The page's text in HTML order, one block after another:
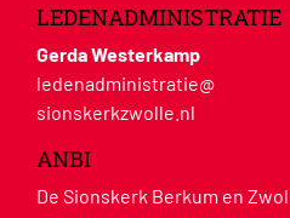
LEDENADMINISTRATIE
Gerda Westerkamp
ledenadministratie@
sionskerkzwolle.nl
ANBI
De Sionskerk Berkum en